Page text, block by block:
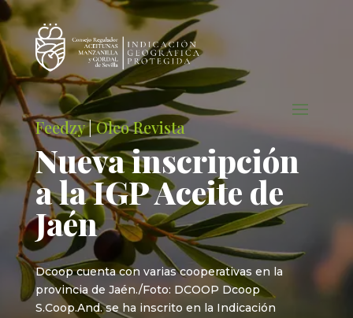
Feedzy|Oleo Revista
Nueva inscripción
a la IGP Aceite de
Jaén
Dcoop cuenta con varias cooperativas en la
provincia de Jaén./Foto: DCOOP Dcoop
S.Coop.And. se ha inscrito en la Indicación